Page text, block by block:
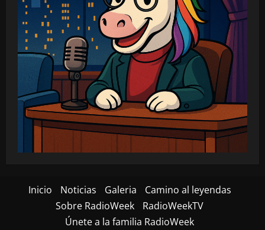
Inicio Noticias Galeria
Camino al leyendas
Sobre RadioWeek
RadioWeekTV
Únete a la familia RadioWeek